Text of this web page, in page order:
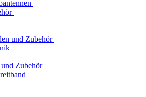
und Zubehör
Zubehör